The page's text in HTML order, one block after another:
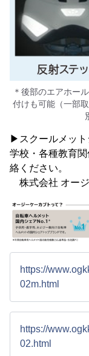
＊後部のエアホー
付けも可能（一部
▶スクールメット
学校・各種教育
絡ください。
株式会社 オージ
https://
02m.html
https://
02.html